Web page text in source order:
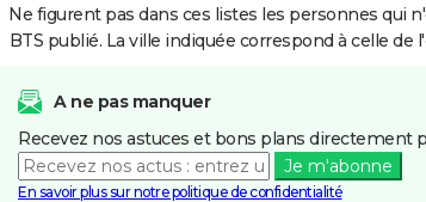
Ne figurent pas dans ces listes les personnes qui
BTS publié. La ville indiquée correspond à celle
A ne pas manquer
Recevez nos astuces et bons plans directement
Je m'abonne
En savoir plus sur notre politique de confidentialité